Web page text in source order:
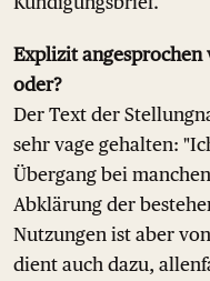
Explizit
oder?
Der Text der
sehr vage gehalten:
Übergang bei
Abklärung der
Nutzungen ist aber
dient auch dazu,